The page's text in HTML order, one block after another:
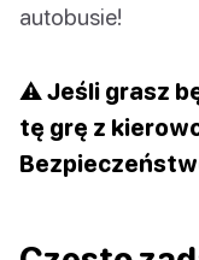
autobusie!
⚠️ Jeśli grasz
tę grę z